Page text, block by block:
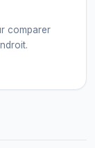
comparer